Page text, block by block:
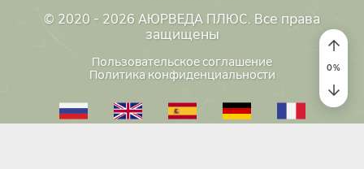
© 2020 - 2026 АЮРВЕДА ПЛЮС. Все права
защищены
Пользовательское соглашение
Политика конфиденциальности
0%